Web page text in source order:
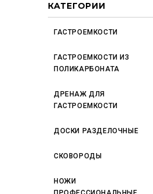
КАТЕГОРИИ
ГАСТРОЕМКОСТИ
ГАСТРОЕМКОСТИ ИЗ
ПОЛИКАРБОНАТА
ДРЕНАЖ ДЛЯ
ГАСТРОЕМКОСТИ
ДОСКИ РАЗДЕЛОЧНЫЕ
СКОВОРОДЫ
НОЖИ